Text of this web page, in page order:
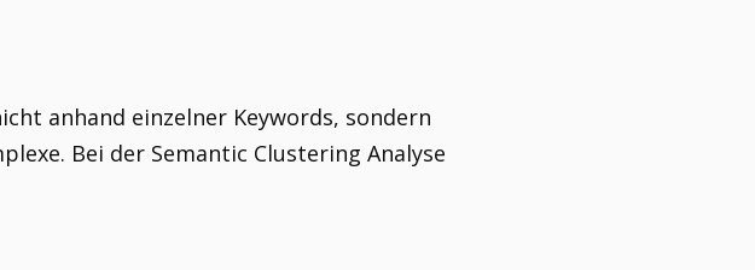
anhand einzelner Keywords, sondern
Bei der Semantic Clustering Analyse